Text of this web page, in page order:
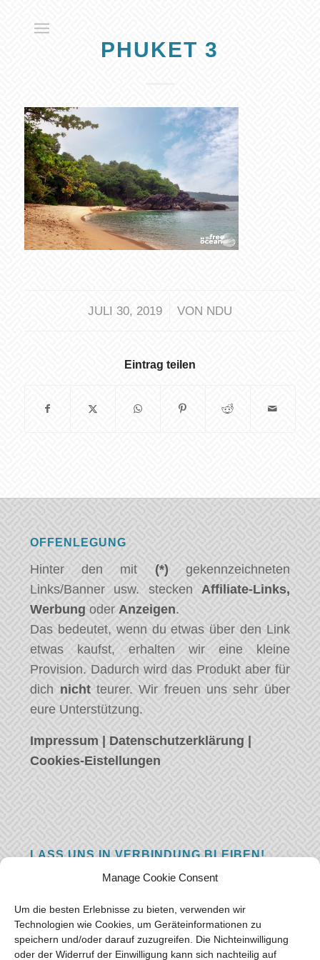
Manage Cookie Consent
Um die besten Erlebnisse zu bieten, verwenden wir
Technologien wie Cookies, um Geräteinformationen zu
speichern und/oder darauf zuzugreifen. Die Nichteinwilligung
oder der Widerruf der Einwilligung kann sich nachteilig auf
PHUKET 3
JULI 30, 2019
/ VON NDU
Eintrag teilen
OFFENLEGUNG
Hinter den mit (*) gekennzeichneten
Links/Banner usw. stecken Affiliate-Links,
Werbung oderAnzeigen.
Das bedeutet, wenn du etwas über den Link
etwas kaufst, erhalten wir eine kleine
Provision. Dadurch wird das Produkt aber für
dich nichtteurer. Wir freuen uns sehr über
eure Unterstützung.
Impressum | Datenschutzerklärung |
Cookies-Eistellungen
LASS UNS IN VERBINDUNG BLEIBEN!
Hast eine Frage, einen Kommentar, oder
von euch hören! Hinterlasse uns eine
Nachricht und wir werden so schnell wie